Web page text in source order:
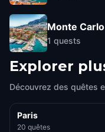
Monte Carlo
1 quests
Explorer
Découvrez des quêtes
Paris
20 quêtes